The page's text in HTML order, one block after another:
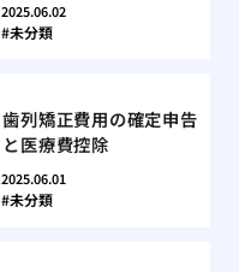
2025.06.02
未分類
歯列矯正費用の確定申告
と医療費控除
2025.06.01
未分類